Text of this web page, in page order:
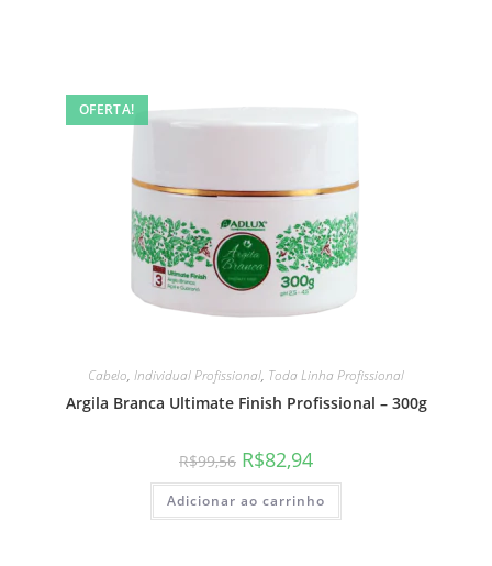
OFERTA!
Cabelo, Individual Profissional, Toda Linha Profissional
Argila Branca Ultimate Finish Profissional – 300g
R$99,56 R$82,94
Adicionar ao carrinho